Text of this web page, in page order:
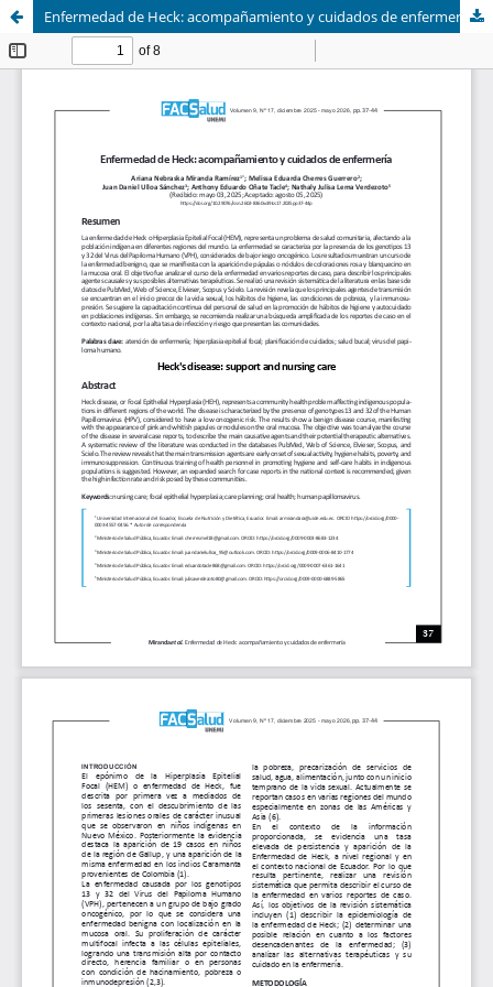
Enfermedad de Heck: acompañamiento y cuidados de enfermería